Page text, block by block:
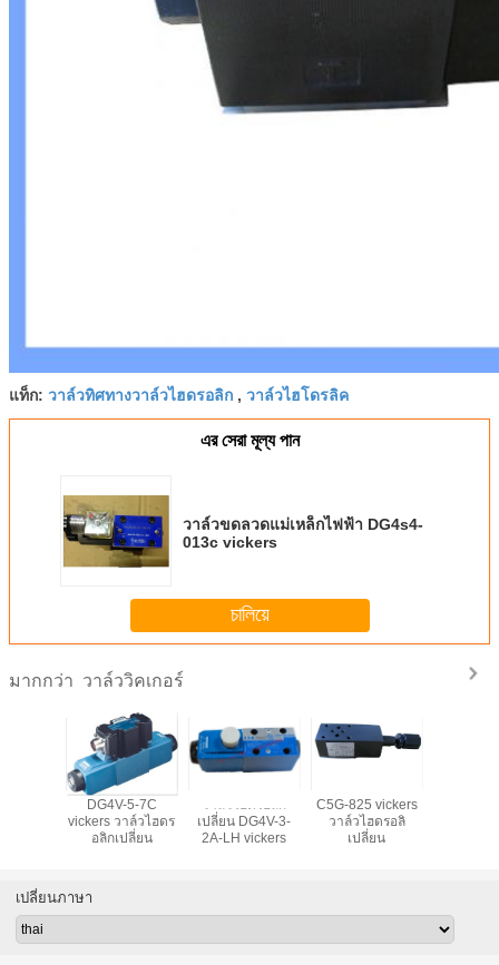
แท็ก: วาล์วทิศทางวาล์วไฮดรอลิก , วาล์วไฮโดรลิค
এর সেরা মূল্য পান
วาล์วขดลวดแม่เหล็กไฟฟ้า DG4s4-
013c vickers
চালিয়ে
มากกว่า วาล์ววิคเกอร์
DG4V-5-7C
vickers วาล์วไฮดร
อลิกเปลี่ยน
วาล์วไฮดรอลิก
เปลี่ยน DG4V-3-
2A-LH vickers
C5G-825 vickers
วาล์วไฮดรอลิ
เปลี่ยน
เปลี่ยนภาษา